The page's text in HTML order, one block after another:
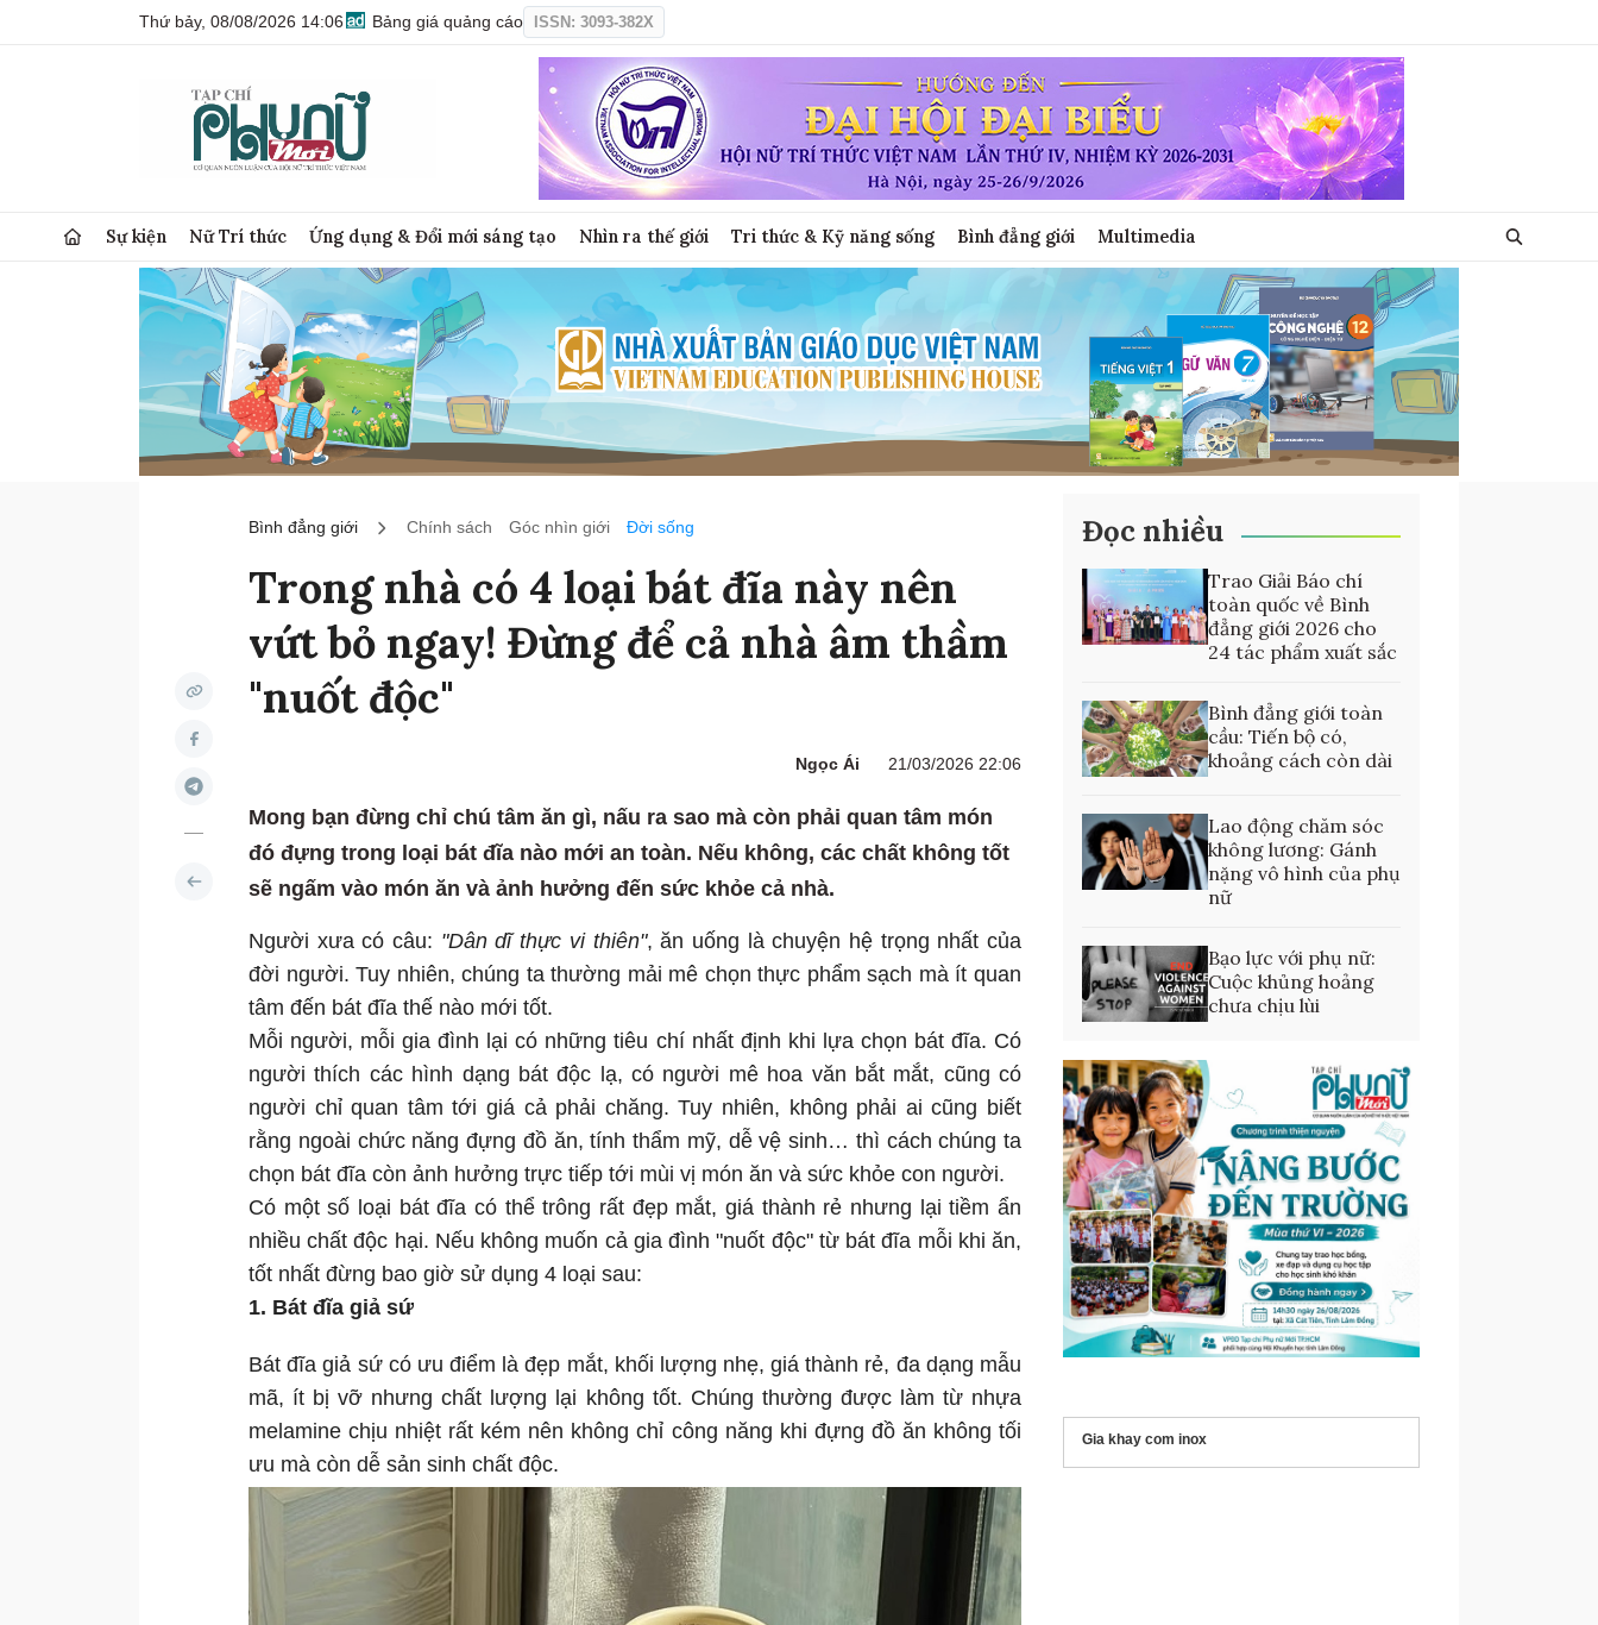
Thứ bảy, 08/08/2026 14:06 Bảng giá quảng cáo ISSN: 3093-382X
Sự kiện Nữ Trí thức Ứng dụng & Đổi mới sáng tạo Nhìn ra thế giới Tri thức & Kỹ năng sống Bình đẳng giới Multimedia
Bình đẳng giới Chính sách Góc nhìn giới Đời sống
Trong nhà có 4 loại bát đĩa này nên
vứt bỏ ngay! Đừng để cả nhà âm thầm
"nuốt độc"
Ngọc Ái 21/03/2026 22:06
Mong bạn đừng chỉ chú tâm ăn gì, nấu ra sao mà còn phải quan tâm món
đó đựng trong loại bát đĩa nào mới an toàn. Nếu không, các chất không tốt
sẽ ngấm vào món ăn và ảnh hưởng đến sức khỏe cả nhà.
Người xưa có câu: "Dân dĩ thực vi thiên", ăn uống là chuyện hệ trọng nhất của
đời người. Tuy nhiên, chúng ta thường mải mê chọn thực phẩm sạch mà ít quan
tâm đến bát đĩa thế nào mới tốt.
Mỗi người, mỗi gia đình lại có những tiêu chí nhất định khi lựa chọn bát đĩa. Có
người thích các hình dạng bát độc lạ, có người mê hoa văn bắt mắt, cũng có
người chỉ quan tâm tới giá cả phải chăng. Tuy nhiên, không phải ai cũng biết
rằng ngoài chức năng đựng đồ ăn, tính thẩm mỹ, dễ vệ sinh… thì cách chúng ta
chọn bát đĩa còn ảnh hưởng trực tiếp tới mùi vị món ăn và sức khỏe con người.
Có một số loại bát đĩa có thể trông rất đẹp mắt, giá thành rẻ nhưng lại tiềm ẩn
nhiều chất độc hại. Nếu không muốn cả gia đình "nuốt độc" từ bát đĩa mỗi khi ăn,
tốt nhất đừng bao giờ sử dụng 4 loại sau:
1. Bát đĩa giả sứ
Bát đĩa giả sứ có ưu điểm là đẹp mắt, khối lượng nhẹ, giá thành rẻ, đa dạng mẫu
mã, ít bị vỡ nhưng chất lượng lại không tốt. Chúng thường được làm từ nhựa
melamine chịu nhiệt rất kém nên không chỉ công năng khi đựng đồ ăn không tối
ưu mà còn dễ sản sinh chất độc.
Đọc nhiều
Trao Giải Báo chí
toàn quốc về Bình
đẳng giới 2026 cho
24 tác phẩm xuất sắc
Bình đẳng giới toàn
cầu: Tiến bộ có,
khoảng cách còn dài
Lao động chăm sóc
không lương: Gánh
nặng vô hình của phụ
nữ
Bạo lực với phụ nữ:
Cuộc khủng hoảng
chưa chịu lùi
Gia khay com inox